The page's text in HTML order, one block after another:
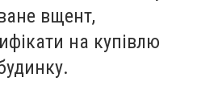
вщент,
на купівлю